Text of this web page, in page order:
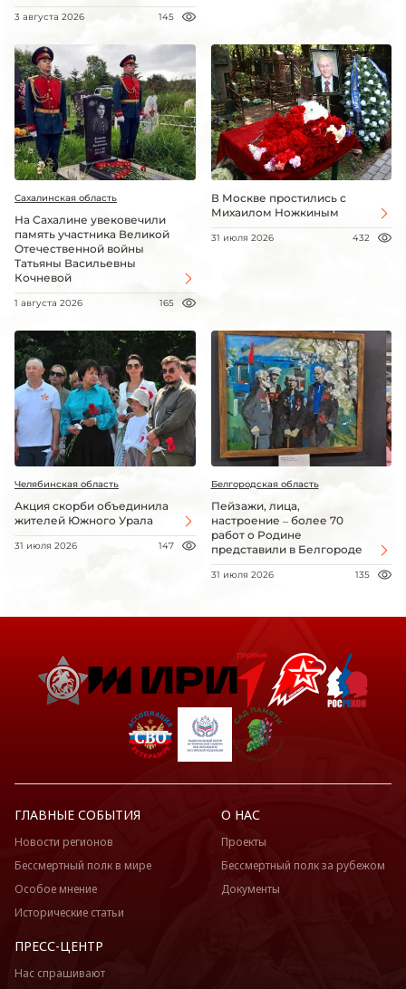
3 августа 2026 145
Сахалинская область
На Сахалине увековечили
память участника Великой
Отечественной войны
Татьяны Васильевны
Кочневой
1 августа 2026 165
В Москве простились с
Михаилом Ножкиным
31 июля 2026 432
Челябинская область
Акция скорби объединила
жителей Южного Урала
31 июля 2026 147
Белгородская область
Пейзажи, лица,
настроение – более 70
работ о Родине
представили в Белгороде
31 июля 2026 135
ГЛАВНЫЕ СОБЫТИЯ
Новости регионов
Бессмертный полк в мире
Особое мнение
Исторические статьи
О НАС
Проекты
Бессмертный полк за рубежом
Документы
ПРЕСС-ЦЕНТР
Нас спрашивают